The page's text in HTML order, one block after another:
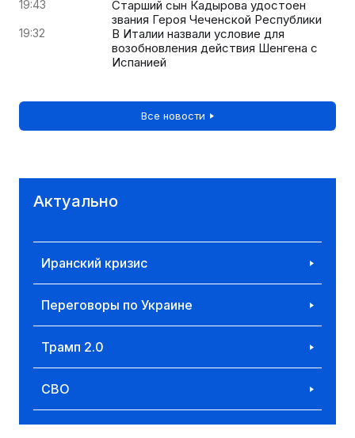
19:43
Старший сын Кадырова удостоен
звания Героя Чеченской Республики
19:32
В Италии назвали условие для
возобновления действия Шенгена с
Испанией
Все новости
Актуально
Иранский кризис
Переговоры по Украине
Трамп 2.0
СВО